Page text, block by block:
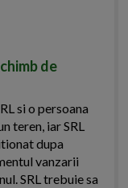
de
si o persoana
teren, iar SRL
dupa
vanzarii
SRL trebuie sa